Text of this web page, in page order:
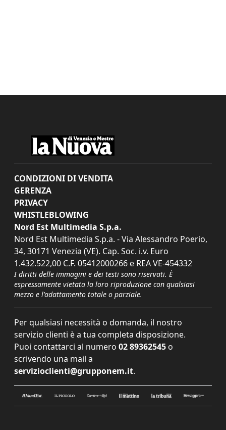
CONDIZIONI DI VENDITA
GERENZA
PRIVACY
WHISTLEBLOWING
Nord Est Multimedia S.p.a.
Nord Est Multimedia S.p.a. - Via Alessandro Poerio,
34, 30171 Venezia (VE). Cap. Soc. i.v. Euro
1.432.522,00 C.F. 05412000266 e REA VE-454332
I diritti delle immagini e dei testi sono riservati. È
espressamente vietata la loro riproduzione con qualsiasi
mezzo e l'adattamento totale o parziale.
Per qualsiasi necessità o domanda, il nostro
servizio clienti è a tua completa disposizione.
Puoi contattarci al numero 02 89362545 o
scrivendo una mail a
servizioclienti@grupponem.it.